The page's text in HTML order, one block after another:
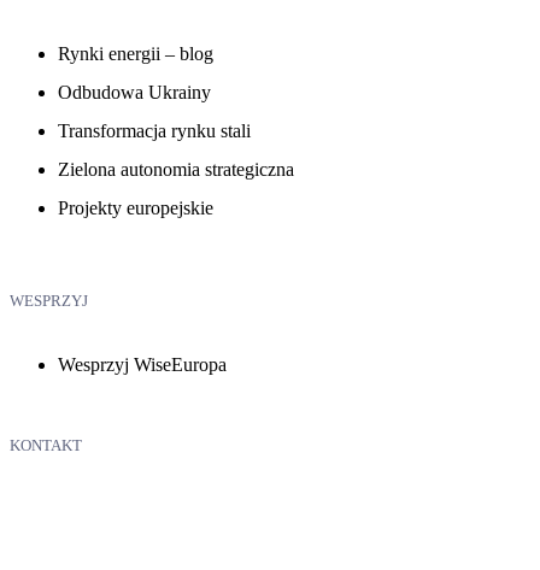
Rynki energii – blog
Odbudowa Ukrainy
Transformacja rynku stali
Zielona autonomia strategiczna
Projekty europejskie
WESPRZYJ
Wesprzyj WiseEuropa
KONTAKT